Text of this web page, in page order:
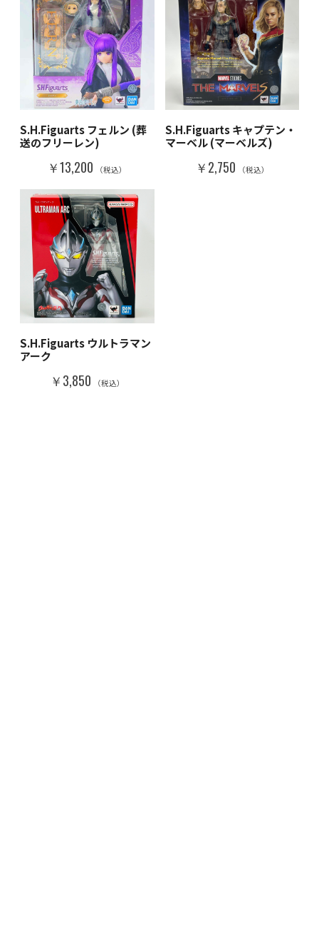
S.H.Figuarts フェルン (葬
送のフリーレン)
￥13,200 （税込）
S.H.Figuarts キャプテン・
マーベル (マーベルズ)
￥2,750 （税込）
S.H.Figuarts ウルトラマン
アーク
￥3,850 （税込）